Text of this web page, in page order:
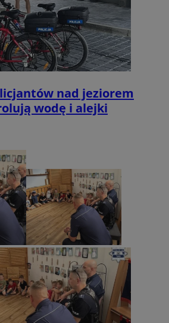
nad jeziorem
wodę i alejki